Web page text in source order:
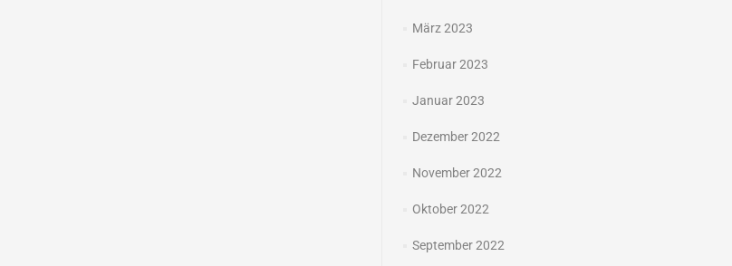
März 2023
Februar 2023
Januar 2023
Dezember 2022
November 2022
Oktober 2022
September 2022